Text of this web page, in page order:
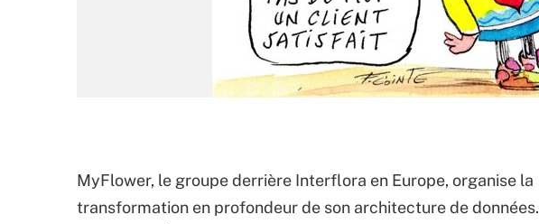
MyFlower, le groupe derrière Interflora en Europe, organise la
transformation en profondeur de son architecture de données.